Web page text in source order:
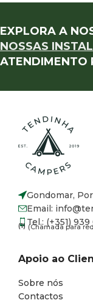
EXPLORA A
NOSSAS
ATENDIMENTO
Gondomar,
Email:
Tel.: (+351)
(1) (Chamada para
Apoio ao
Sobre nós
Contactos